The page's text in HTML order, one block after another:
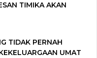
TIMIKA AKAN
TIDAK PERNAH
UMAT